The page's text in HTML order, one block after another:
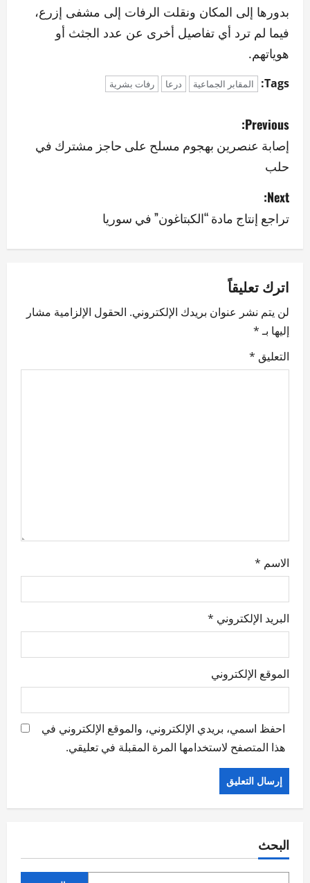
بدورها إلى المكان ونقلت الرفات إلى مشفى إزرع،
فيما لم ترد أي تفاصيل أخرى عن عدد الجثث أو
هوياتهم.
Tags: المقابر الجماعية درعا رفات بشرية
P
o
s
t
n
v
i
g
a
Previous:
إصابة عنصرين بهجوم مسلح على حاجز مشترك في
حلب
Next:
تراجع إنتاج مادة “الكبتاغون” في سوريا
اترك تعليقاً
لن يتم نشر عنوان بريدك الإلكتروني. الحقول الإلزامية مشار
إليها بـ*
التعليق *
الاسم *
البريد الإلكتروني *
الموقع الإلكتروني
احفظ اسمي، بريدي الإلكتروني، والموقع الإلكتروني في
هذا المتصفح لاستخدامها المرة المقبلة في تعليقي.
البحث